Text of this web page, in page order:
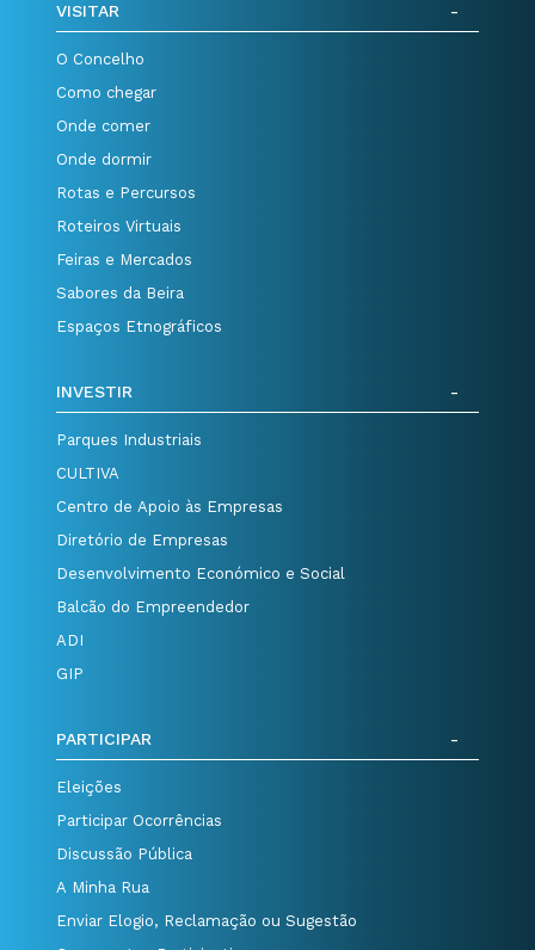
VISITAR
O Concelho
Como chegar
Onde comer
Onde dormir
Rotas e Percursos
Roteiros Virtuais
Feiras e Mercados
Sabores da Beira
Espaços Etnográficos
INVESTIR
Parques Industriais
CULTIVA
Centro de Apoio às Empresas
Diretório de Empresas
Desenvolvimento Económico e Social
Balcão do Empreendedor
ADI
GIP
PARTICIPAR
Eleições
Participar Ocorrências
Discussão Pública
A Minha Rua
Enviar Elogio, Reclamação ou Sugestão